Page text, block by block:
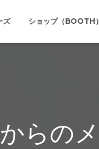
ズ ショップ（BOOTH）
らの